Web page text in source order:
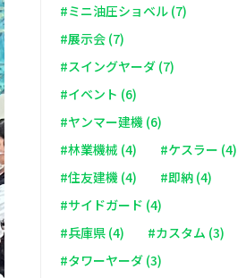
#ミニ油圧ショベル (7)
#展示会 (7)
#スイングヤーダ (7)
#イベント (6)
#ヤンマー建機 (6)
#林業機械 (4)
#ケスラー (4)
#住友建機 (4)
#即納 (4)
#サイドガード (4)
#兵庫県 (4)
#カスタム (3)
#タワーヤーダ (3)